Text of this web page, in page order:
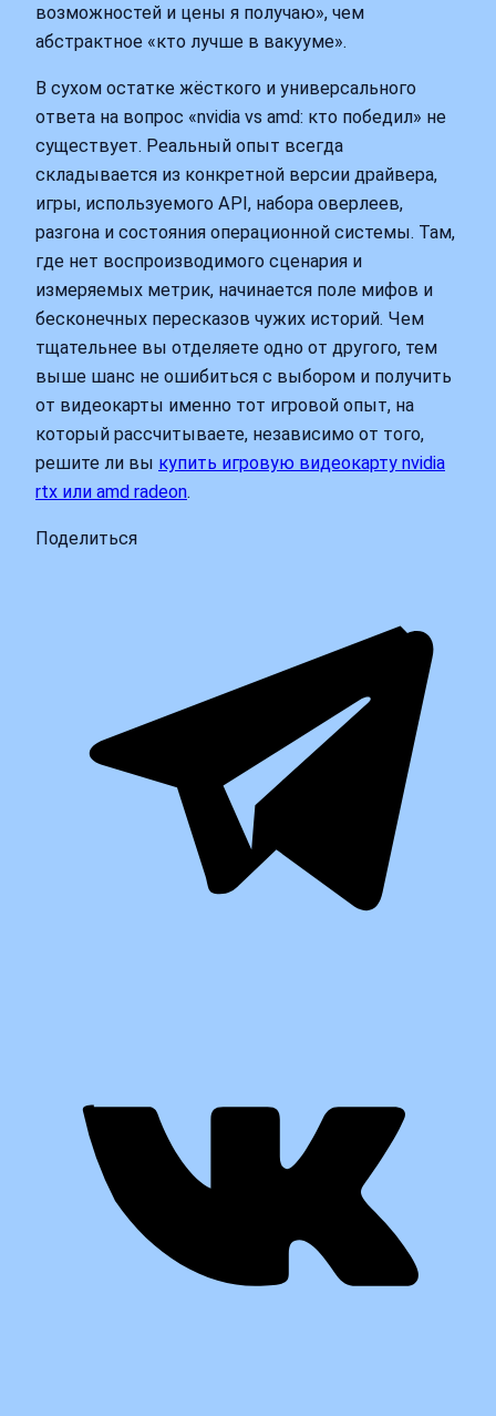
возможностей и цены я получаю», чем
абстрактное «кто лучше в вакууме».
В сухом остатке жёсткого и универсального
ответа на вопрос «nvidia vs amd: кто победил» не
существует. Реальный опыт всегда
складывается из конкретной версии драйвера,
игры, используемого API, набора оверлеев,
разгона и состояния операционной системы. Там,
где нет воспроизводимого сценария и
измеряемых метрик, начинается поле мифов и
бесконечных пересказов чужих историй. Чем
тщательнее вы отделяете одно от другого, тем
выше шанс не ошибиться с выбором и получить
от видеокарты именно тот игровой опыт, на
который рассчитываете, независимо от того,
решите ли вы купить игровую видеокарту nvidia
rtx или amd radeon.
Поделиться